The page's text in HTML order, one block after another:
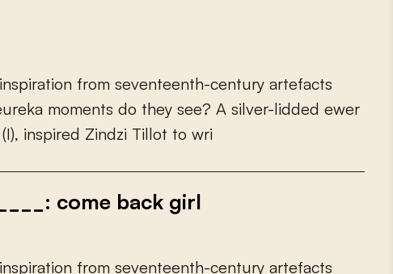
inspiration from seventeenth-century artefacts
ureka moments do they see? A silver-lidded ewer
(I), inspired Zindzi Tillot to wri
come back girl
inspiration from seventeenth-century artefacts